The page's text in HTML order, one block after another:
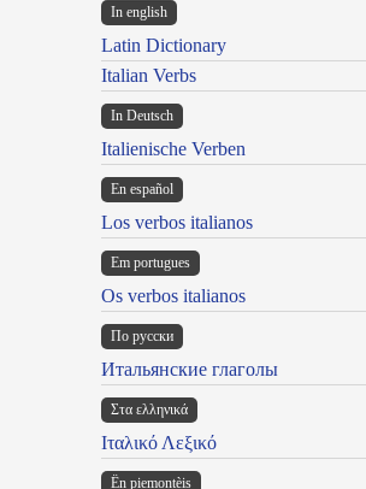
In english
Latin Dictionary
Italian Verbs
In Deutsch
Italienische Verben
En español
Los verbos italianos
Em portugues
Os verbos italianos
По русски
Итальянские глаголы
Στα ελληνικά
Ιταλικό Λεξικό
Ën piemontèis